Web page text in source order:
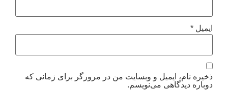
ایمیل *
ذخیره نام، ایمیل و وبسایت من در مرورگر برای زمانی که
دوباره دیدگاهی می‌نویسم.